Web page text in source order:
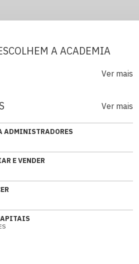
A ACADEMIA
Ver mais
Ver mais
ADMINISTRADORES
E VENDER